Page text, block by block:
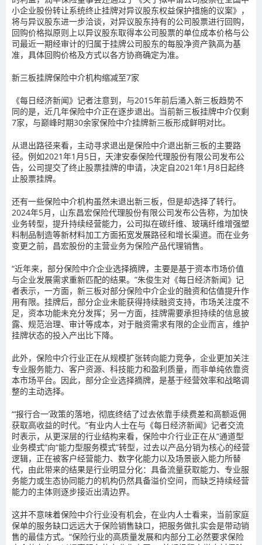
小企业股份转让系统终止挂牌对异议股东权益保护措施的议案》，
将与异议股东进一步洽谈，对异议股东持有的公司股票进行回购，
回购价格拟原则上以异议股东取得本公司股票的单位成本价格与公
司最近一期经审计的归属于挂牌公司股东的每股净资产孰高为基
准，具体回购价格及方式以各方协商确定为准。
新三板挂牌保险中介机构缩减至7家
《每日经济新闻》记者注意到，与2015年前后涌入新三板趋势不
同的是，近几年保险中介正在逐步退出。当前新三板挂牌中介仅剩
7家，与巅峰时期30余家保险中介挂牌新三板形成鲜明对比。
从退出路径来看，主动寻求退出是保险中介退出新三板的主要路
径。例如2021年1月5日，天津安泰保险代理股份有限公司发布公
告，公司提交了终止股票挂牌的申请，决定自2021年1月8日起终
止股票挂牌。
还有一些保险中介机构虽然未退出新三板，但是却选择了转行。
2024年5月，山东昌宏保险代理股份有限公司发布公告称，为加快
业务转型，提升持续经营能力，公司拟在碳纤维、玻璃纤维增强塑
料制品制造等新材料加工方面拓宽发展路径和增长渠道。而在业务
变更之前，昌宏股份的主营业务为保险产品代理销售。
“近年来，部分保险中介企业选择摘牌，主要是基于资本市场价值
与企业发展需求重新匹配的结果。”朱俊生对《每日经济新闻》记
者表示，一方面，新三板对部分保险中介企业的融资和估值提升作
用有限。挂牌后，部分企业未能获得持续融资支持，市场关注度不
足，资本功能未充分发挥；另一方面，挂牌需要承担持续的信息披
露、规范治理、审计等成本，对于融资需求有限的企业而言，维护
挂牌状态的投入产出比下降。
此外，保险中介行业正在从规模扩张转向能力竞争，企业更加关注
专业服务能力、客户资源、科技能力和盈利质量，而非单纯依靠资
本市场平台。因此，部分企业选择摘牌，是基于经营效率和战略调
整的主动选择。
“‘报行合一’政策的落地，彻底终结了过去依靠手续费差和高额返佣
获取高收益的时代。”有业内人士在与《每日经济新闻》记者交流
时表示，从更深层的行业结构来看，保险中介行业正在从“通道型
业务模式”向“能力型服务模式”转型，过去以产品分销为核心的经营
逻辑，正在被客户经营能力、数字化能力以及场景嵌入能力所替
代，由此带来的结果是行业明显分化：具备流量获取能力、专业服
务能力或生态协同能力的机构仍然具备溢价空间，而缺乏持续经营
能力的主体则逐步接近出清边界。
这并不意味着保险中介行业没有机会，在业内人士看来，当前家庭
保单的服务缺口远远大于保险销售缺口，把服务做扎实会是带动销
售的最佳方式。“保险行业的高质量发展和内部分工必然要求保险